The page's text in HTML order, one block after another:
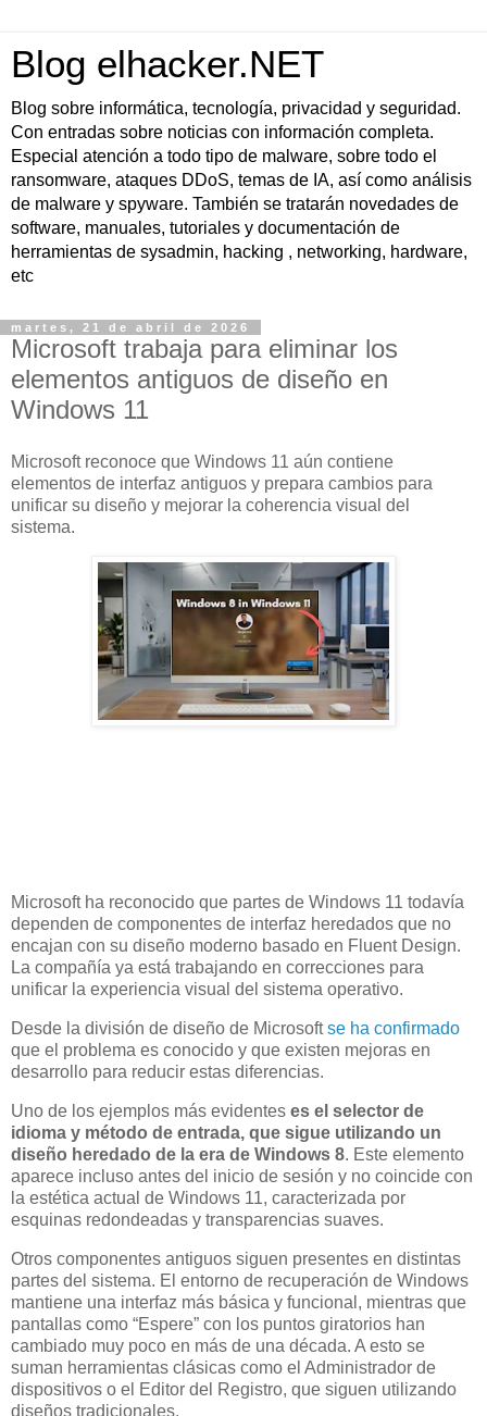
Blog elhacker.NET
Blog sobre informática, tecnología, privacidad y seguridad.
Con entradas sobre noticias con información completa.
Especial atención a todo tipo de malware, sobre todo el
ransomware, ataques DDoS, temas de IA, así como análisis
de malware y spyware. También se tratarán novedades de
software, manuales, tutoriales y documentación de
herramientas de sysadmin, hacking , networking, hardware,
etc
martes, 21 de abril de 2026
Microsoft trabaja para eliminar los
elementos antiguos de diseño en
Windows 11
Microsoft reconoce que Windows 11 aún contiene
elementos de interfaz antiguos y prepara cambios para
unificar su diseño y mejorar la coherencia visual del
sistema.
Microsoft ha reconocido que partes de Windows 11 todavía
dependen de componentes de interfaz heredados que no
encajan con su diseño moderno basado en Fluent Design.
La compañía ya está trabajando en correcciones para
unificar la experiencia visual del sistema operativo.
Desde la división de diseño de Microsoftse ha confirmado
que el problema es conocido y que existen mejoras en
desarrollo para reducir estas diferencias.
Uno de los ejemplos más evidentes es el selector de
idioma y método de entrada, que sigue utilizando un
diseño heredado de la era de Windows 8. Este elemento
aparece incluso antes del inicio de sesión y no coincide con
la estética actual de Windows 11, caracterizada por
esquinas redondeadas y transparencias suaves.
Otros componentes antiguos siguen presentes en distintas
partes del sistema. El entorno de recuperación de Windows
mantiene una interfaz más básica y funcional, mientras que
pantallas como “Espere” con los puntos giratorios han
cambiado muy poco en más de una década. A esto se
suman herramientas clásicas como el Administrador de
dispositivos o el Editor del Registro, que siguen utilizando
diseños tradicionales.